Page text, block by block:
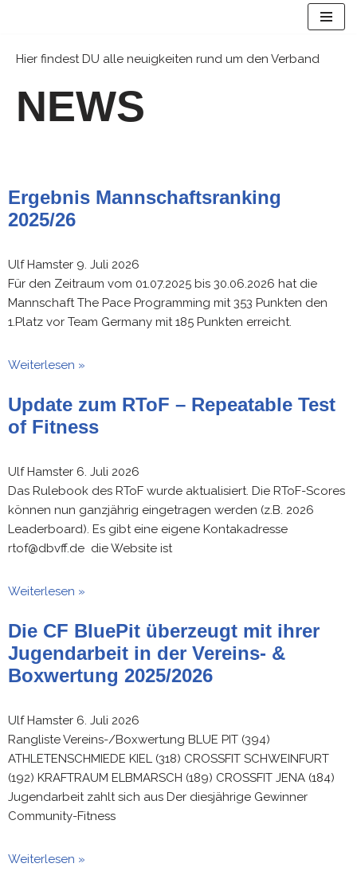
Inhalt
Hier findest DU alle neuigkeiten rund um den Verband
NEWS
Ergebnis Mannschaftsranking
2025/26
Ulf Hamster 9. Juli 2026
Für den Zeitraum vom 01.07.2025 bis 30.06.2026 hat die
Mannschaft The Pace Programming mit 353 Punkten den
1.Platz vor Team Germany mit 185 Punkten erreicht.
Weiterlesen »
Update zum RToF – Repeatable Test
of Fitness
Ulf Hamster 6. Juli 2026
Das Rulebook des RToF wurde aktualisiert. Die RToF-Scores
können nun ganzjährig eingetragen werden (z.B. 2026
Leaderboard). Es gibt eine eigene Kontakadresse
rtof@dbvff.de die Website ist
Weiterlesen »
Die CF BluePit überzeugt mit ihrer
Jugendarbeit in der Vereins- &
Boxwertung 2025/2026
Ulf Hamster 6. Juli 2026
Rangliste Vereins-/Boxwertung BLUE PIT (394)
ATHLETENSCHMIEDE KIEL (318) CROSSFIT SCHWEINFURT
(192) KRAFTRAUM ELBMARSCH (189) CROSSFIT JENA (184)
Jugendarbeit zahlt sich aus Der diesjährige Gewinner
Community-Fitness
Weiterlesen »